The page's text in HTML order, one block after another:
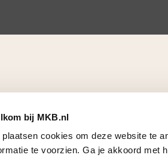
bij MKB.nl
plaatsen cookies om deze website te
te voorzien. Ga je akkoord met